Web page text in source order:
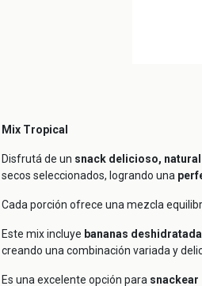
Mix Tropical
Disfrutá de un snack delicioso,
secos seleccionados, logrando una
Cada porción ofrece una mezcla
Este mix incluye bananas
creando una combinación variada y
Es una excelente opción para snackear